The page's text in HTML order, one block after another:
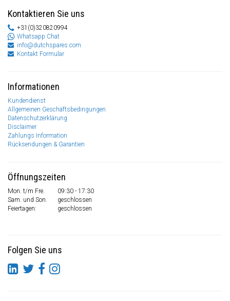
Kontaktieren Sie uns
+31(0)320820994
Whatsapp Chat
info@dutchspares.com
Kontakt Formular
Informationen
Kundendienst
Allgemeinen Geschäftsbedingungen
Datenschutzerklärung
Disclaimer
Zahlungs Information
Rücksendungen & Garantien
Öffnungszeiten
Mon. t/m Fre.
09:30 - 17:30
Sam. und Son.
geschlossen
Feiertagen:
geschlossen
Folgen Sie uns